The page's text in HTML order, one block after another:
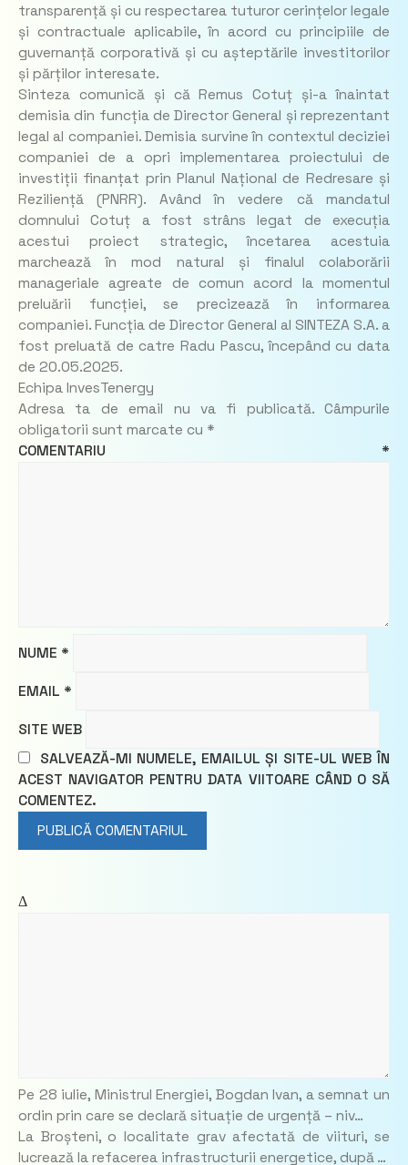
transparență și cu respectarea tuturor cerințelor legale
și contractuale aplicabile, în acord cu principiile de
guvernanță corporativă și cu așteptările investitorilor
și părților interesate.
Sinteza comunică și că Remus Cotuț și-a înaintat
demisia din funcția de Director General și reprezentant
legal al companiei. Demisia survine în contextul deciziei
companiei de a opri implementarea proiectului de
investiții finanțat prin Planul Național de Redresare și
Reziliență (PNRR). Având în vedere că mandatul
domnului Cotuț a fost strâns legat de execuția
acestui proiect strategic, încetarea acestuia
marchează în mod natural și finalul colaborării
manageriale agreate de comun acord la momentul
preluării funcției, se precizează în informarea
companiei. Funcția de Director General al SINTEZA S.A. a
fost preluată de catre Radu Pascu, începând cu data
de 20.05.2025.
Echipa InvesTenergy
Adresa ta de email nu va fi publicată. Câmpurile
obligatorii sunt marcate cu *
COMENTARIU *
NUME *
EMAIL *
SITE WEB
SALVEAZĂ-MI NUMELE, EMAILUL ȘI SITE-UL WEB ÎN
ACEST NAVIGATOR PENTRU DATA VIITOARE CÂND O SĂ
COMENTEZ.
Δ
Pe 28 iulie, Ministrul Energiei, Bogdan Ivan, a semnat un
ordin prin care se declară situație de urgență – niv…
La Broșteni, o localitate grav afectată de viituri, se
lucrează la refacerea infrastructurii energetice, după …